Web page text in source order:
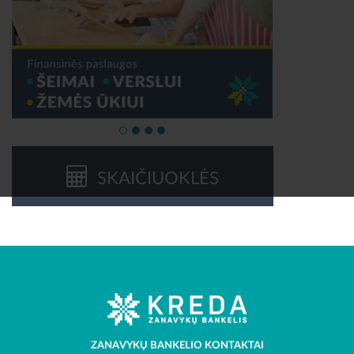
SKAIČIUOKLĖS
ZANAVYKŲ BANKELIO KONTAKTAI